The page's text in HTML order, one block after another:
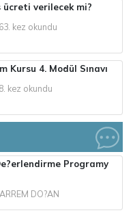
ücreti verilecek mi?
kez okundu
Kursu 4. Modül Sınavı
kez okundu
Programy
DO?AN